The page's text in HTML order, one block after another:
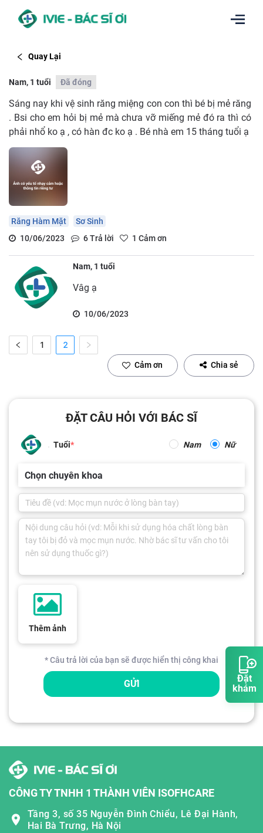
Đặt
khám
Quay Lại
Nam, 1 tuổi Đã đóng
Sáng nay khi vệ sinh răng miệng con con thì bé bị mẻ răng
. Bsi cho em hỏi bị mẻ mà chưa vỡ miếng mẻ đó ra thì có
phải nhổ ko ạ , có hàn đc ko ạ . Bé nhà em 15 tháng tuổi ạ
Răng Hàm Mặt
Sơ Sinh
10/06/2023
6Trả lời 1 Cảm ơn
Nam, 1 tuổi
Vâg ạ
10/06/2023
1 2
Cảm ơn Chia sẻ
ĐẶT CÂU HỎI VỚI BÁC SĨ
Tuổi Nam Nữ
Chọn chuyên khoa
Thêm ảnh
* Câu trả lời của bạn sẽ được hiển thị công khai
GỬI
CÔNG TY TNHH 1 THÀNH VIÊN ISOFHCARE
Tầng 3, số 35 Nguyễn Đình Chiểu, Lê Đại Hành,
Hai Bà Trưng, Hà Nội